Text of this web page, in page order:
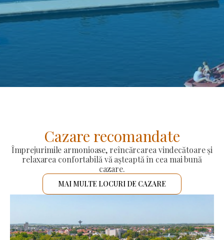
Cazare recomandate
Împrejurimile armonioase, reîncărcarea vindecătoare și
relaxarea confortabilă vă așteaptă în cea mai bună
cazare.
MAI MULTE LOCURI DE CAZARE